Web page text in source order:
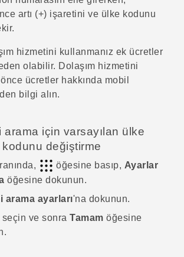
artı (+) işaretini ve ülke kodunu
hizmetini kullanmanız ek ücretler
olabilir. Dolaşım hizmetini
ücretler hakkında mobil
bilgi alın.
arama için varsayılan ülke
kodunu değiştirme
öğesine basıp, Ayarlar
öğesine dokunun.
arama ayarları'na dokunun.
ve sonra Tamam öğesine